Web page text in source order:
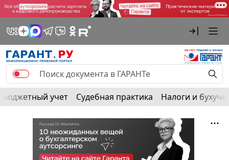
Бюджетный учет Судебная практика Налоги и